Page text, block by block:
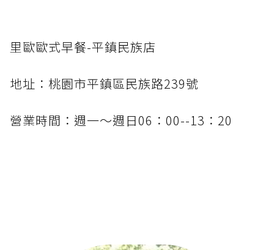
里歐歐式早餐-平鎮民族店
地址：桃園市平鎮區民族路239號
營業時間：週一～週日06：00--13：20